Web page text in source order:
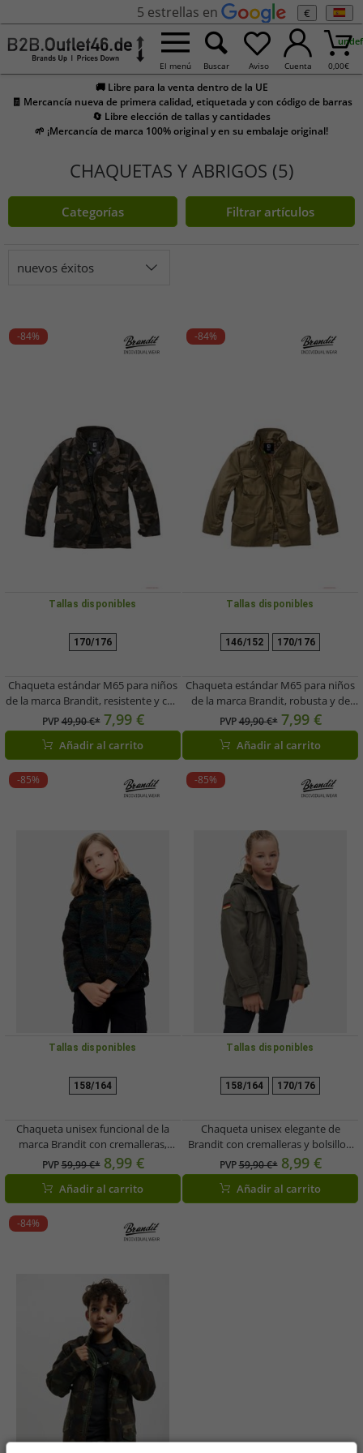
5 estrellas en €
El menú Buscar Aviso Cuenta 0,00€
🚚 Libre para la venta dentro de la UE
🧾 Mercancía nueva de primera calidad, etiquetada y con código de barras
🔄 Libre elección de tallas y cantidades
🌱 ¡Mercancía de marca 100% original y en su embalaje original!
CHAQUETAS Y ABRIGOS (5)
Categorías Filtrar artículos
nuevos éxitos
-84%
Tallas disponibles
170/176
Chaqueta estándar M65 para niños
de la marca Brandit, resistente y con
aspecto de camuflaje, color
camuflaje oscuro.
PVP49,90 €* 7,99 €
Añadir al carrito
-84%
Tallas disponibles
146/152 170/176
Chaqueta estándar M65 para niños
de la marca Brandit, robusta y de
estilo militar, en color verde oliva.
PVP49,90 €* 7,99 €
Añadir al carrito
-85%
Tallas disponibles
158/164
Chaqueta unisex funcional de la
marca Brandit con cremalleras,
bolsillos y estampado de camuflaje.
PVP59,99 €* 8,99 €
Añadir al carrito
-85%
Tallas disponibles
158/164 170/176
Chaqueta unisex elegante de
Brandit con cremalleras y bolsillos,
color caqui.
PVP59,90 €* 8,99 €
Añadir al carrito
-84%